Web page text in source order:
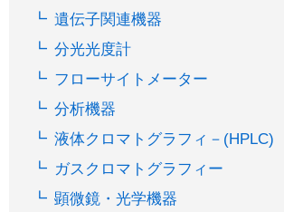
遺伝子関連機器
分光光度計
フローサイトメーター
分析機器
液体クロマトグラフィ－(HPLC)
ガスクロマトグラフィー
顕微鏡・光学機器